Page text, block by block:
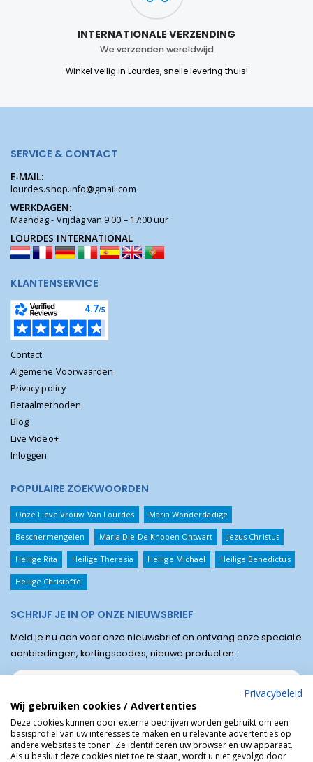
INTERNATIONALE VERZENDING
We verzenden wereldwijd
Winkel veilig in Lourdes, snelle levering thuis!
SERVICE & CONTACT
E-MAIL:
lourdes.shop.info@gmail.com
WERKDAGEN:
Maandag - Vrijdag van 9:00 – 17:00 uur
LOURDES INTERNATIONAL
KLANTENSERVICE
Contact
Algemene Voorwaarden
Privacy policy
Betaalmethoden
Blog
Live Video+
Inloggen
POPULAIRE ZOEKWOORDEN
Onze Lieve Vrouw Van Lourdes Maria Wonderdadige
Beschermengelen Maria Die De Knopen Ontwart Jezus Christus
Heilige Rita Heilige Theresia Heilige Michael Heilige Benedictus
Heilige Christoffel
SCHRIJF JE IN OP ONZE NIEUWSBRIEF
Meld je nu aan voor onze nieuwsbrief en ontvang onze speciale
aanbiedingen, kortingscodes, nieuwe producten :
Privacybeleid
Wij gebruiken cookies / Advertenties
Deze cookies kunnen door externe bedrijven worden gebruikt om een
basisprofiel van uw interesses te maken en u relevante advertenties op
andere websites te tonen. Ze identificeren uw browser en uw apparaat.
Als u besluit deze cookies niet toe te staan, wordt u niet gevolgd door